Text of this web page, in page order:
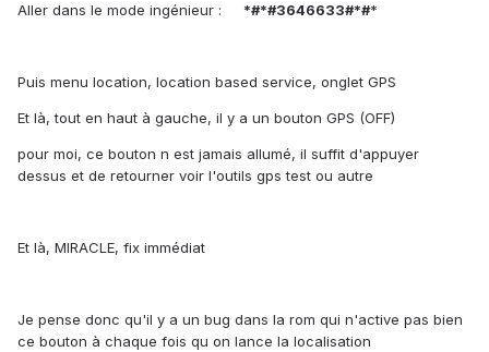
Aller dans le mode ingénieur : *#*#3646633#*#*
Puis menu location, location based service, onglet GPS
Et là, tout en haut à gauche, il y a un bouton GPS (OFF)
pour moi, ce bouton n est jamais allumé, il suffit d'appuyer
dessus et de retourner voir l'outils gps test ou autre
Et là, MIRACLE, fix immédiat
Je pense donc qu'il y a un bug dans la rom qui n'active pas bien
ce bouton à chaque fois qu on lance la localisation